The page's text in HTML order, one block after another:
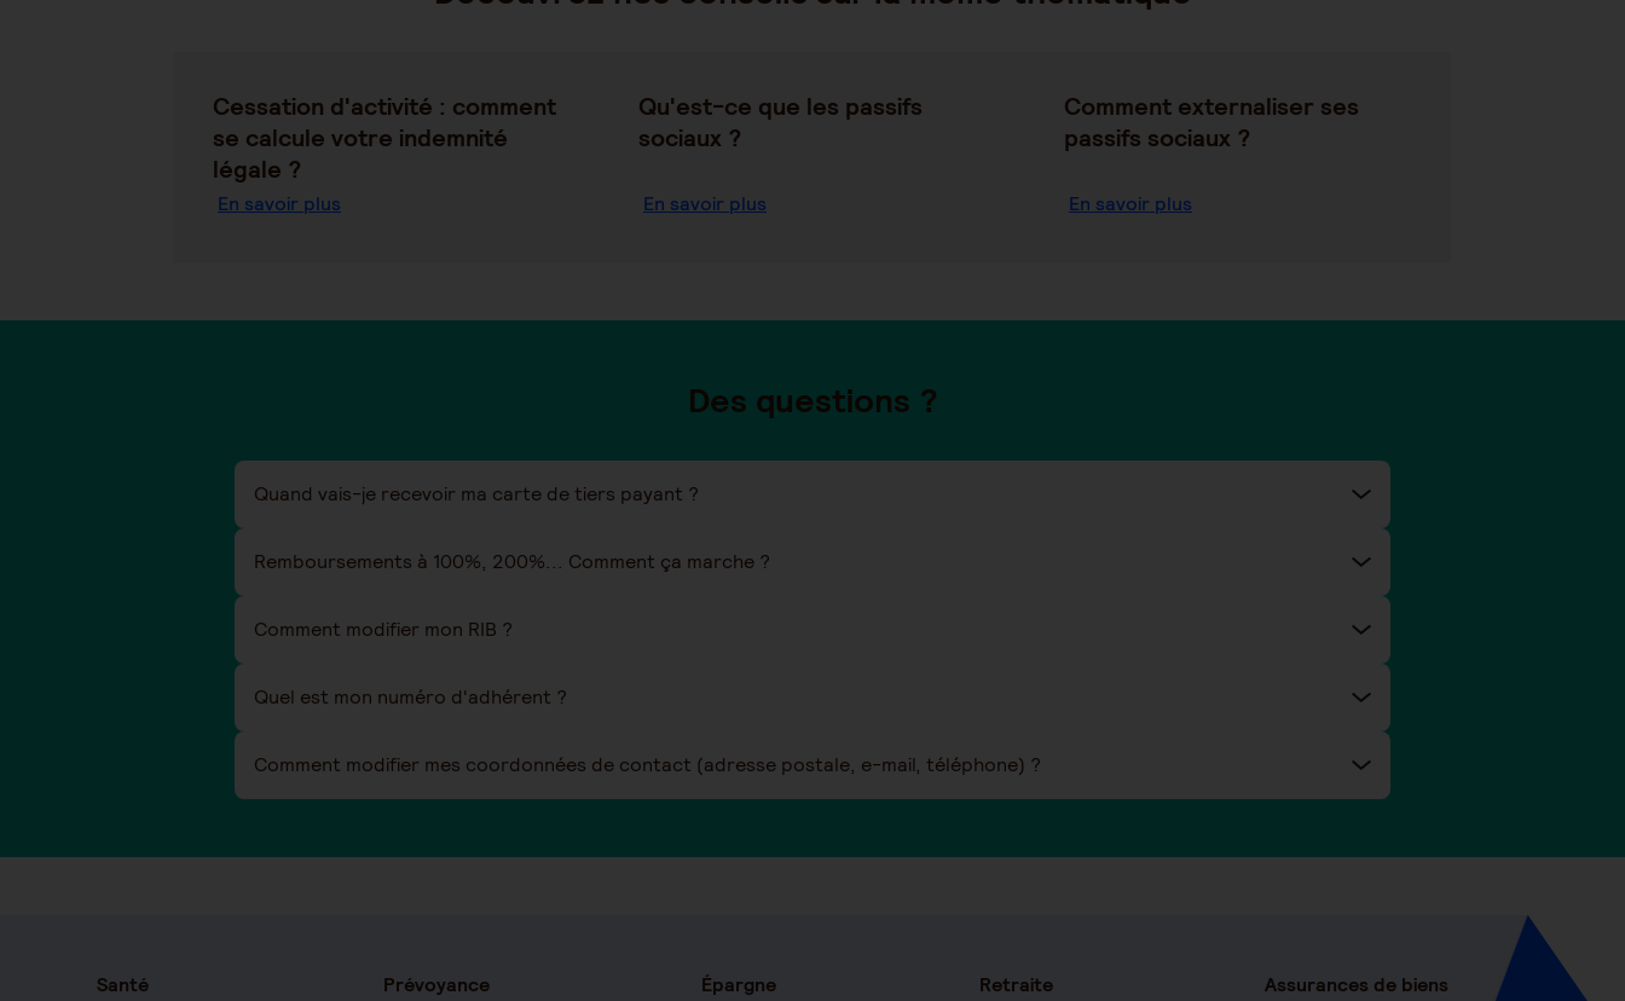
Cessation d'activité : comment
se calcule votre indemnité
légale ?
En savoir plus
Qu'est-ce que les passifs
sociaux ?
En savoir plus
Comment externaliser ses
passifs sociaux ?
En savoir plus
Des questions ?
Quand vais-je recevoir ma carte de tiers payant ?
Remboursements à 100%, 200%... Comment ça marche ?
Comment modifier mon RIB ?
Quel est mon numéro d'adhérent ?
Comment modifier mes coordonnées de contact (adresse postale, e-mail, téléphone) ?
Santé Prévoyance Épargne Retraite Assurances de biens